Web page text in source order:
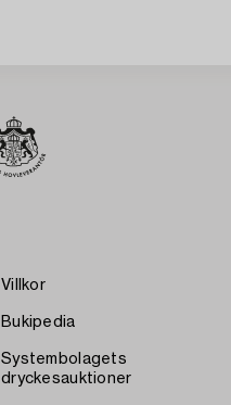
Villkor
Bukipedia
Systembolagets
dryckesauktioner